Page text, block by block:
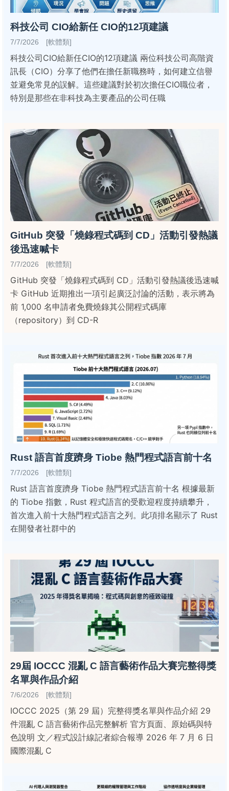
科技公司 CIO給新任 CIO的12項建議
7/7/2026 [軟體類]
科技公司CIO給新任CIO的12項建議 兩位科技公司高階資
訊長（CIO）分享了他們在擔任新職務時，如何建立信譽
並避免常見的誤解。這些建議對於初次擔任CIO職位者，
特別是那些在非科技為主要產品的公司任職
GitHub 突發「燒錄程式碼到 CD」活動引發熱議
後迅速喊卡
7/7/2026 [軟體類]
GitHub 突發「燒錄程式碼到 CD」活動引發熱議後迅速喊
卡 GitHub 近期推出一項引起廣泛討論的活動，表示將為
前 1,000 名申請者免費燒錄其公開程式碼庫
（repository）到 CD-R
Rust 語言首度躋身 Tiobe 熱門程式語言前十名
7/7/2026 [軟體類]
Rust 語言首度躋身 Tiobe 熱門程式語言前十名 根據最新
的 Tiobe 指數，Rust 程式語言的受歡迎程度持續攀升，
首次進入前十大熱門程式語言之列。此項排名顯示了 Rust
在開發者社群中的
29屆 IOCCC 混亂 C 語言藝術作品大賽完整得獎
名單與作品介紹
7/6/2026 [軟體類]
IOCCC 2025（第 29 屆）完整得獎名單與作品介紹 29
件混亂 C 語言藝術作品完整解析 官方頁面、原始碼與特
色說明 文／程式設計線記者綜合報導 2026 年 7 月 6 日
國際混亂 C